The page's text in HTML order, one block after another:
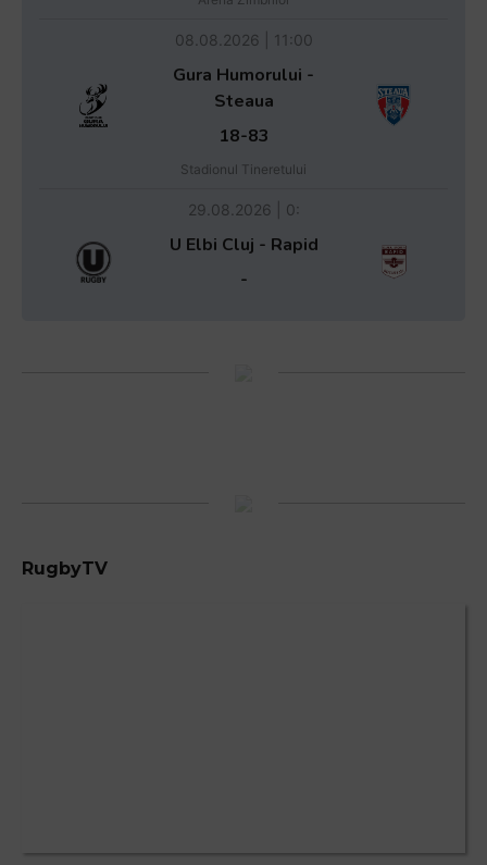
08.08.2026 | 11:00
Gura Humorului -
Steaua
18-83
Stadionul Tineretului
29.08.2026 | 0:
U Elbi Cluj - Rapid
-
RugbyTV